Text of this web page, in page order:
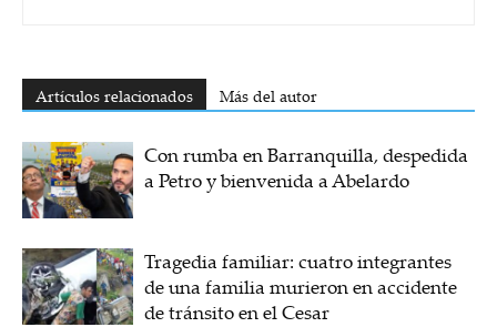
Artículos relacionados Más del autor
Con rumba en Barranquilla, despedida
a Petro y bienvenida a Abelardo
Tragedia familiar: cuatro integrantes
de una familia murieron en accidente
de tránsito en el Cesar